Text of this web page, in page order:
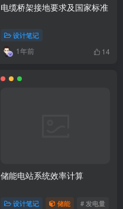
电缆桥架接地要求及国家标准
设计笔记
1年前 14
储能电站系统效率计算
设计笔记 储能 # 发电量